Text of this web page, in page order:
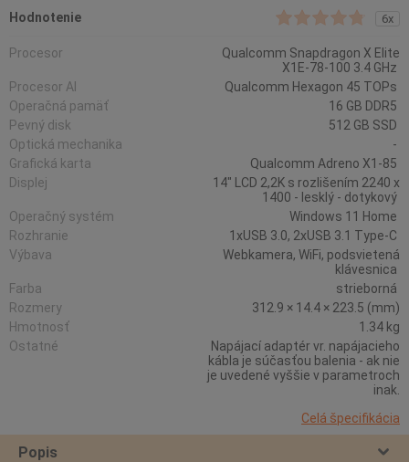
Hodnotenie 6x
Procesor
Qualcomm Snapdragon X Elite
X1E-78-100 3.4 GHz
Procesor AI
Qualcomm Hexagon 45 TOPs
Operačná pamäť
16 GB DDR5
Pevný disk
512 GB SSD
Optická mechanika
-
Grafická karta
Qualcomm Adreno X1-85
Displej
14" LCD 2,2K s rozlišením 2240 x
1400 - lesklý - dotykový
Operačný systém
Windows 11 Home
Rozhranie
1xUSB 3.0, 2xUSB 3.1 Type-C
Výbava
Webkamera, WiFi, podsvietená
klávesnica
Farba
strieborná
Rozmery
312.9 × 14.4 × 223.5 (mm)
Hmotnosť
1.34 kg
Ostatné
Napájací adaptér vr. napájacieho
kábla je súčasťou balenia - ak nie
je uvedené vyššie v parametroch
inak.
Celá špecifikácia
Popis